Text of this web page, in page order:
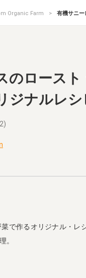
Organic Farm 有機サニー
のロース
ジナルレシ
で作るオリジナル・レ
。